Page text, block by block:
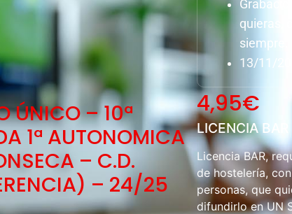
ÚNICO – 10ª
1ª AUTONOMICA
– C.D.
– 24/25
quieras,
siempre.
13/11/
4,95€
LICENCIA BAR
Licencia BAR,
de hostelería,
personas, que
difundirlo en UN